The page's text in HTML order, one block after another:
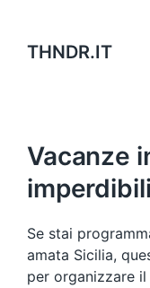
THNDR.IT
Vacanze
Se stai
amata Sicilia,
per organizzare